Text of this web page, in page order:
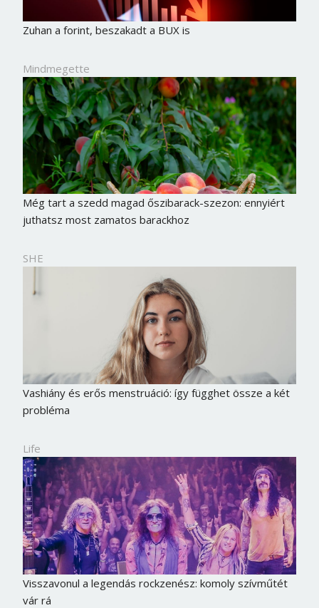
Zuhan a forint, beszakadt a BUX is
Mindmegette
Még tart a szedd magad őszibarack-szezon: ennyiért
juthatsz most zamatos barackhoz
SHE
Vashiány és erős menstruáció: így függhet össze a két
probléma
Life
Visszavonul a legendás rockzenész: komoly szívműtét
vár rá